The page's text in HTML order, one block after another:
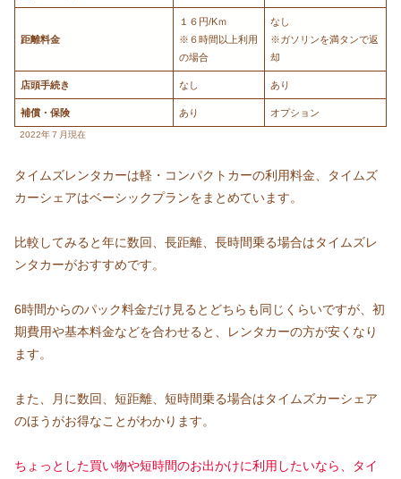
距離料金
１６円/Kｍ
※６時間以上利用
の場合
なし
※ガソリンを満タンで返
却
店頭手続き なし あり
補償・保険 あり オプション
2022年７月現在
タイムズレンタカーは軽・コンパクトカーの利用料金、タイムズ
カーシェアはベーシックプランをまとめています。
比較してみると年に数回、長距離、長時間乗る場合はタイムズレ
ンタカーがおすすめです。
6時間からのパック料金だけ見るとどちらも同じくらいですが、初
期費用や基本料金などを合わせると、レンタカーの方が安くなり
ます。
また、月に数回、短距離、短時間乗る場合はタイムズカーシェア
のほうがお得なことがわかります。
ちょっとした買い物や短時間のお出かけに利用したいなら、タイ